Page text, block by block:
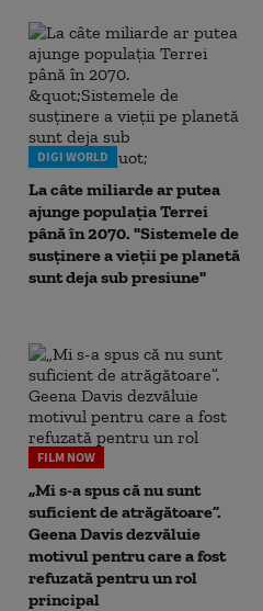
DIGI WORLD
La câte miliarde ar putea
ajunge populația Terrei
până în 2070. "Sistemele de
susținere a vieții pe planetă
sunt deja sub presiune"
FILM NOW
„Mi s-a spus că nu sunt
suficient de atrăgătoare”.
Geena Davis dezvăluie
motivul pentru care a fost
refuzată pentru un rol
principal